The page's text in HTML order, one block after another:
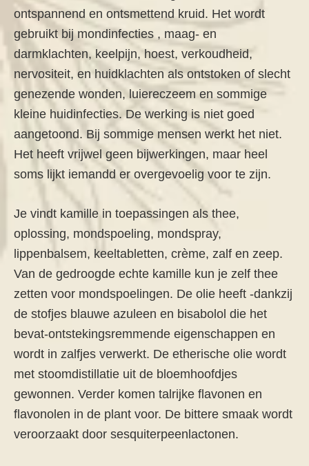
ontspannend en ontsmettend kruid. Het wordt
gebruikt bij mondinfecties , maag- en
darmklachten, keelpijn, hoest, verkoudheid,
nervositeit, en huidklachten als ontstoken of slecht
genezende wonden, luiereczeem en sommige
kleine huidinfecties. De werking is niet goed
aangetoond. Bij sommige mensen werkt het niet.
Het heeft vrijwel geen bijwerkingen, maar heel
soms lijkt iemandd er overgevoelig voor te zijn.
Je vindt kamille in toepassingen als thee,
oplossing, mondspoeling, mondspray,
lippenbalsem, keeltabletten, crème, zalf en zeep.
Van de gedroogde echte kamille kun je zelf thee
zetten voor mondspoelingen. De olie heeft -dankzij
de stofjes blauwe azuleen en bisabolol die het
bevat-ontstekingsremmende eigenschappen en
wordt in zalfjes verwerkt. De etherische olie wordt
met stoomdistillatie uit de bloemhoofdjes
gewonnen. Verder komen talrijke flavonen en
flavonolen in de plant voor. De bittere smaak wordt
veroorzaakt door sesquiterpeenlactonen.